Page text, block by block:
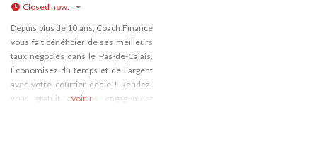
Closed now:
Depuis plus de 10 ans, Coach Finance
vous fait bénéficier de ses meilleurs
taux négociés dans le Pas-de-Calais.
Économisez du temps et de l’argent
avec votre courtier dédié ! Rendez-
vous gratuit et sans engagement
Voir +